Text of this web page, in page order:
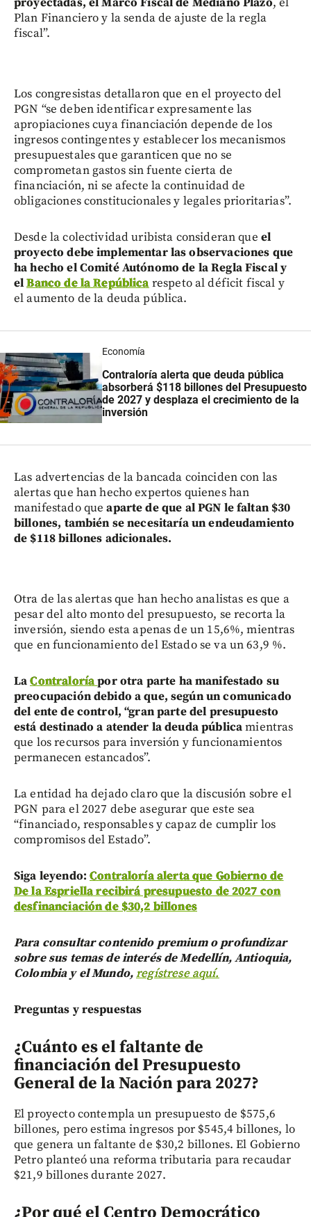
Plan Financiero y la senda de ajuste de la regla
fiscal”.
Los congresistas detallaron que en el proyecto del
PGN “se deben identificar expresamente las
apropiaciones cuya financiación depende de los
ingresos contingentes y establecer los mecanismos
presupuestales que garanticen que no se
comprometan gastos sin fuente cierta de
financiación, ni se afecte la continuidad de
obligaciones constitucionales y legales prioritarias”.
Desde la colectividad uribista consideran que el
proyecto debe implementar las observaciones que
ha hecho el Comité Autónomo de la Regla Fiscal y
elBanco de la República respeto al déficit fiscal y
el aumento de la deuda pública.
Economía
Contraloría alerta que deuda pública
absorberá $118 billones del Presupuesto
de 2027 y desplaza el crecimiento de la
inversión
Las advertencias de la bancada coinciden con las
alertas que han hecho expertos quienes han
manifestado queaparte de que al PGN le faltan $30
billones, también se necesitaría un endeudamiento
de $118 billones adicionales.
Otra de las alertas que han hecho analistas es que a
pesar del alto monto del presupuesto, se recorta la
inversión, siendo esta apenas de un 15,6%, mientras
que en funcionamiento del Estado se va un 63,9 %.
LaContraloríapor otra parte ha manifestado su
preocupación debido a que, según un comunicado
del ente de control, “gran parte del presupuesto
está destinado a atender la deuda públicamientras
que los recursos para inversión y funcionamientos
permanecen estancados”.
La entidad ha dejado claro que la discusión sobre el
PGN para el 2027 debe asegurar que este sea
“financiado, responsables y capaz de cumplir los
compromisos del Estado”.
Siga leyendo:Contraloría alerta que Gobierno de
De la Espriella recibirá presupuesto de 2027 con
desfinanciación de $30,2 billones
Para consultar contenido premium o profundizar
sobre sus temas de interés de Medellín, Antioquia,
Colombia y el Mundo,regístrese aquí.
Preguntas y respuestas
¿Cuánto es el faltante de
financiación del Presupuesto
General de la Nación para 2027?
El proyecto contempla un presupuesto de $575,6
billones, pero estima ingresos por $545,4 billones, lo
que genera un faltante de $30,2 billones. El Gobierno
Petro planteó una reforma tributaria para recaudar
$21,9 billones durante 2027.
¿Por qué el Centro Democrático